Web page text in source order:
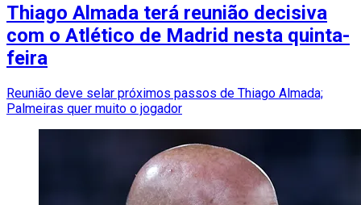
Thiago Almada terá reunião decisiva
com o Atlético de Madrid nesta quinta-
feira
Reunião deve selar próximos passos de Thiago Almada;
Palmeiras quer muito o jogador